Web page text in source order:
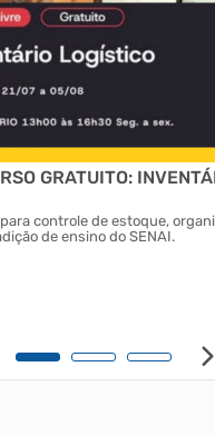
GRATUITO:
controle de estoque,
de ensino do SENAI.